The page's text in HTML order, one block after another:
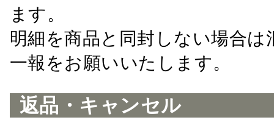
ます。
明細を商品と同封しない場合
一報をお願いいたします。
返品・キャンセル